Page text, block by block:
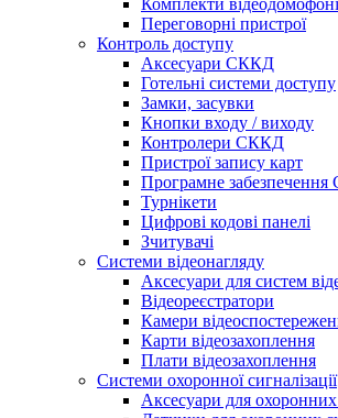
Комплекти
Переговорні пристрої
Контроль доступу
Аксесуари СККД
Готельні системи доступу
Замки, засувки
Кнопки входу / виходу
Контролери СККД
Пристрої запису карт
Програмне
Турнікети
Цифрові кодові панелі
Зчитувачі
Системи відеонагляду
Аксесуари для систем
Відеореєстратори
Камери
Карти відеозахоплення
Плати відеозахоплення
Системи охоронної сигналізації
Аксесуари для охоронних